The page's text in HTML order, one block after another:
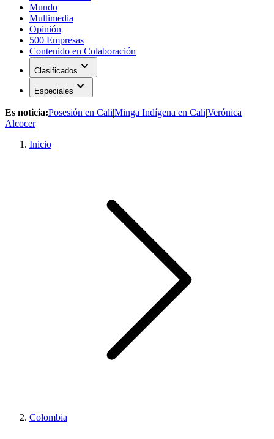
Mundo
Multimedia
Opinión
500 Empresas
Contenido en Colaboración
Clasificados expand_more
Especiales expand_more
Es noticia:Posesión en Cali|Minga Indígena en Cali|Verónica
Alcocer
Inicio
Colombia